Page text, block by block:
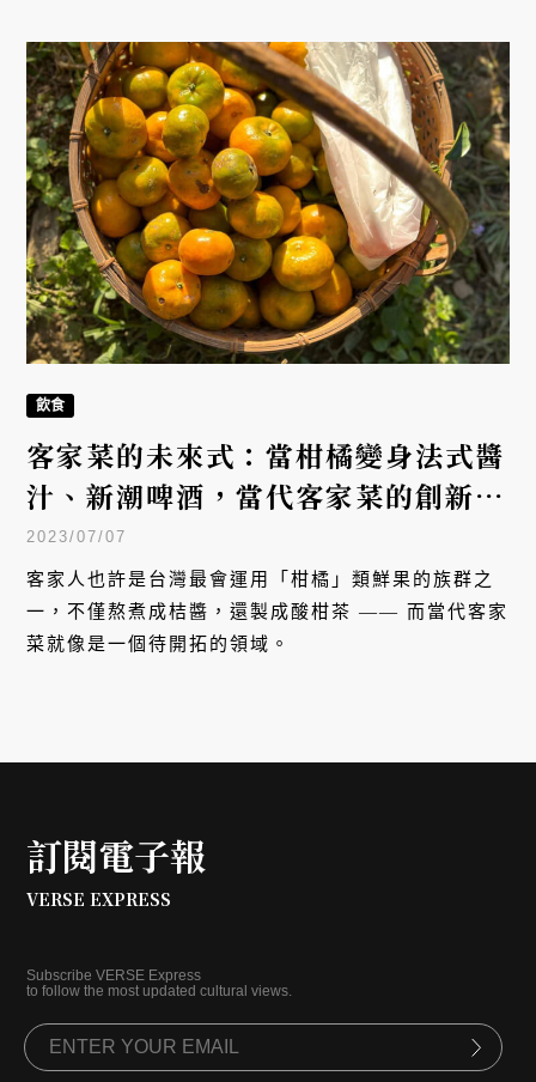
飲食
客家菜的未來式：當柑橘變身法式醬
汁、新潮啤酒，當代客家菜的創新可
能？
2023/07/07
客家人也許是台灣最會運用「柑橘」類鮮果的族群之
一，不僅熬煮成桔醬，還製成酸柑茶 —— 而當代客家
菜就像是一個待開拓的領域。
訂閱電子報
VERSE EXPRESS
Subscribe VERSE Express
to follow the most updated cultural views.